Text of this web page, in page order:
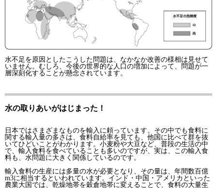
水不足を原因としたこうした問題は、なかなか改善の様相は見せて
いません。むしろ、今後の世界的な人口の増加によって、問題が一
層深刻化することが懸念されています。
水の取りあいがはじまった！
日本ではさまざまなものを輸入に頼っています。その中でも食料に
関する輸入量の多さは、食料自給率を見ても、他国に比べて群を抜
いてひどいことがわかります。小麦粉や大豆など、普段の生活の中
で、輸入食料を食べていることも多いのですが、実は、この輸入食
料も、水問題に大きく関係しているのです。
輸入食料の生産には多量の水が必要となり、その量は、年間数百億
m3に相当するといわれています。インド・中国・アメリカといった
農業大国では、乾燥地帯を穀倉地帯に変えることで、食料の大量生